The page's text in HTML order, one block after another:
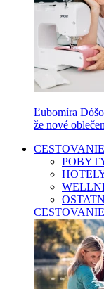
Ľubomíra
že nové
CESTOVANIE
CESTOVANIE